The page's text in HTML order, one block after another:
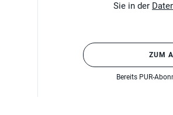
Sie in der
ZUM
Bereits PUR-